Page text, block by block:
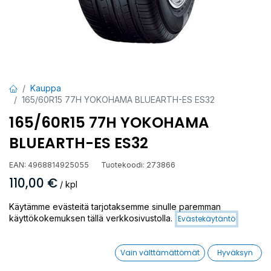
Kauppa
165/60R15 77H YOKOHAMA BLUEARTH-ES ES32
165/60R15 77H YOKOHAMA
BLUEARTH-ES ES32
EAN: 4968814925055 Tuotekoodi: 273866
110,00 € / kpl
Toimittajilla (ulkomaa):Saatavilla
Käytämme evästeitä tarjotaksemme sinulle paremman
käyttökokemuksen tällä verkkosivustolla. Evästekäytäntö
Vain välttämättömät Hyväksyn